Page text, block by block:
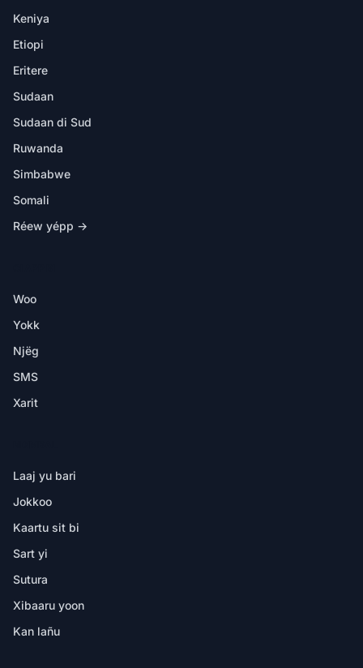
Keniya
Etiopi
Eritere
Sudaan
Sudaan di Sud
Ruwanda
Simbabwe
Somali
Réew yépp →
Woo
Yokk
Njëg
SMS
Xarit
Laaj yu bari
Jokkoo
Kaartu sit bi
Sart yi
Sutura
Xibaaru yoon
Kan lañu